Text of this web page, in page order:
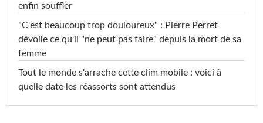
enfin souffler
"C'est beaucoup trop douloureux" : Pierre Perret
dévoile ce qu'il "ne peut pas faire" depuis la mort de sa
femme
Tout le monde s'arrache cette clim mobile : voici à
quelle date les réassorts sont attendus